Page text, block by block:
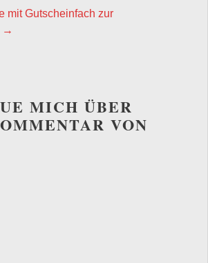
mit Gutscheinfach zur
→
MICH ÜBER
VON